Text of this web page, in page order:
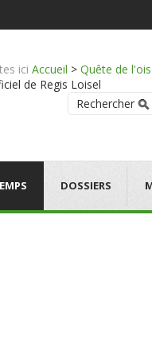
ici Accueil > Quête de
de Regis Loisel
Rechercher
DOSSIERS